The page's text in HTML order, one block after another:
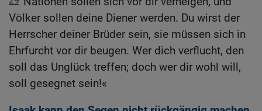
Völker sollen deine Diener werden. Du wirst der
Herrscher deiner Brüder sein, sie müssen sich in
Ehrfurcht vor dir beugen. Wer dich verflucht, den
soll das Unglück treffen; doch wer dir wohl will,
soll gesegnet sein!«